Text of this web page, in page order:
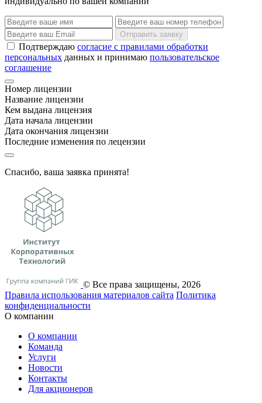
Отправить заявку
Подтверждаю согласие с правилами обработки
персональных данных и принимаю пользовательское
соглашение
Номер лицензии
Название лицензии
Кем выдана лицензия
Дата начала лицензии
Дата окончания лицензии
Последние изменения по лецензии
Спасибо, ваша заявка принята!
© Все права защищены, 2026
Правила использования материалов сайта Политика
конфиденциальности
О компании
О компании
Команда
Услуги
Новости
Контакты
Для акционеров